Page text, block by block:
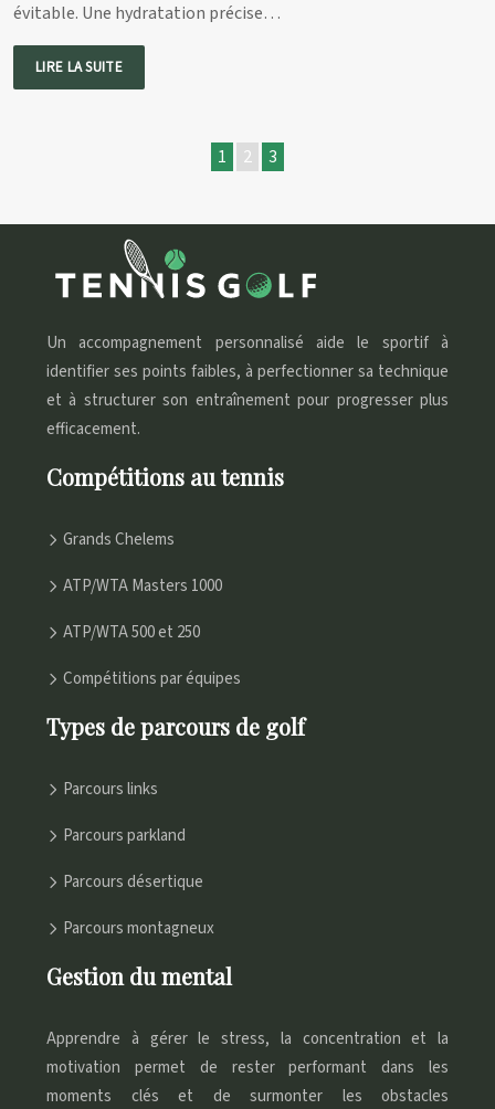
évitable. Une hydratation précise…
LIRE LA SUITE
1 2 3
Un accompagnement personnalisé aide le sportif à
identifier ses points faibles, à perfectionner sa technique
et à structurer son entraînement pour progresser plus
efficacement.
Compétitions au tennis
Grands Chelems
ATP/WTA Masters 1000
ATP/WTA 500 et 250
Compétitions par équipes
Types de parcours de golf
Parcours links
Parcours parkland
Parcours désertique
Parcours montagneux
Gestion du mental
Apprendre à gérer le stress, la concentration et la
motivation permet de rester performant dans les
moments clés et de surmonter les obstacles